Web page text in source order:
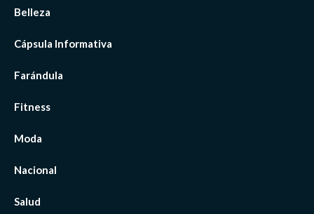
Belleza
Cápsula Informativa
Farándula
Fitness
Moda
Nacional
Salud